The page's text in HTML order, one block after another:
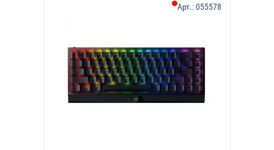
Арт.:055578